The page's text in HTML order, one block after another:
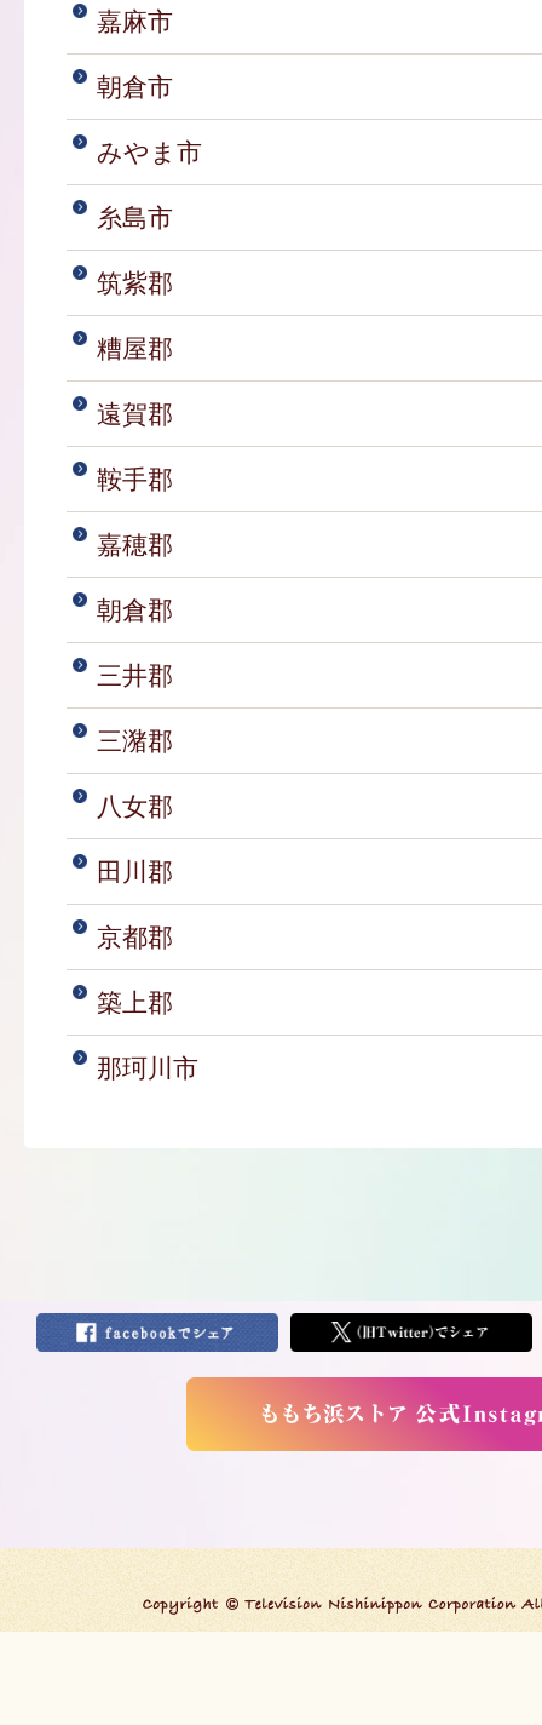
嘉麻市
朝倉市
みやま市
糸島市
筑紫郡
糟屋郡
遠賀郡
鞍手郡
嘉穂郡
朝倉郡
三井郡
三潴郡
八女郡
田川郡
京都郡
築上郡
那珂川市